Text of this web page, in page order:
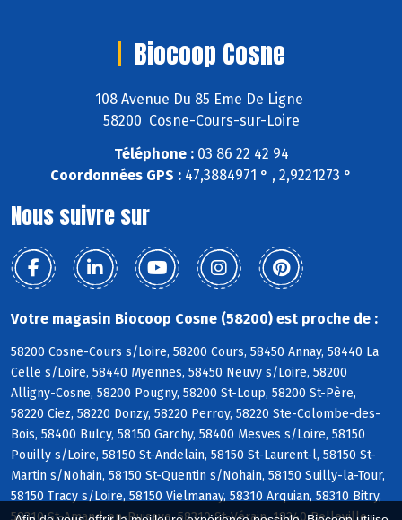
Biocoop Cosne
108 Avenue Du 85 Eme De Ligne
58200 Cosne-Cours-sur-Loire
Téléphone :03 86 22 42 94
Coordonnées GPS : 47,3884971 ° , 2,9221273 °
Nous suivre sur
Votre magasin Biocoop Cosne (58200) est proche de :
58200 Cosne-Cours s/Loire, 58200 Cours, 58450 Annay, 58440 La
Celle s/Loire, 58440 Myennes, 58450 Neuvy s/Loire, 58200
Alligny-Cosne, 58200 Pougny, 58200 St-Loup, 58200 St-Père,
58220 Ciez, 58220 Donzy, 58220 Perroy, 58220 Ste-Colombe-des-
Bois, 58400 Bulcy, 58150 Garchy, 58400 Mesves s/Loire, 58150
Pouilly s/Loire, 58150 St-Andelain, 58150 St-Laurent-l, 58150 St-
Martin s/Nohain, 58150 St-Quentin s/Nohain, 58150 Suilly-la-Tour,
58150 Tracy s/Loire, 58150 Vielmanay, 58310 Arquian, 58310 Bitry,
58310 St-Amand-en-Puisaye, 58310 St-Vérain, 18240 Belleville